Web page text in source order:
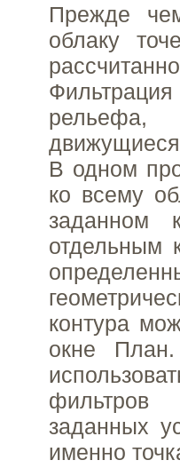
Прежде
облаку
рельефа,
В одном
ко всему
заданном
отдельным
контура
окне
фильтров
заданных
именно